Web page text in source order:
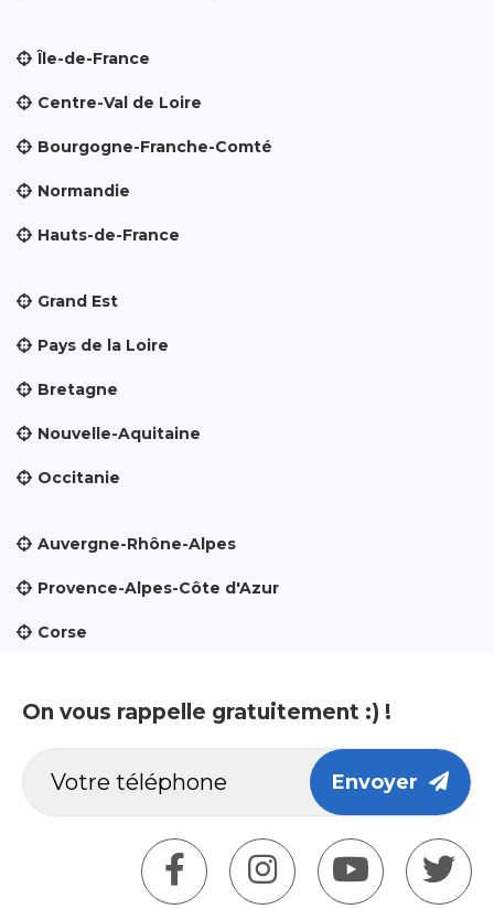
Île-de-France
Centre-Val de Loire
Bourgogne-Franche-Comté
Normandie
Hauts-de-France
Grand Est
Pays de la Loire
Bretagne
Nouvelle-Aquitaine
Occitanie
Auvergne-Rhône-Alpes
Provence-Alpes-Côte d'Azur
Corse
On vous rappelle gratuitement :) !
Envoyer